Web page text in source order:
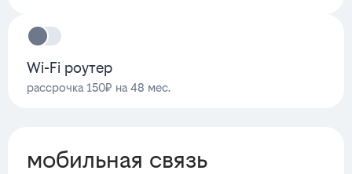
Wi-Fi роутер
рассрочка 150₽ на 48 мес.
мобильная связь